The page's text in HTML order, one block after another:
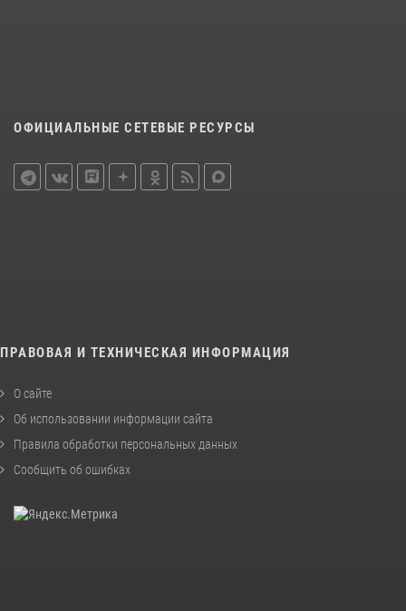
ОФИЦИАЛЬНЫЕ СЕТЕВЫЕ РЕСУРСЫ
ПРАВОВАЯ И ТЕХНИЧЕСКАЯ ИНФОРМАЦИЯ
О сайте
Об использовании информации сайта
Правила обработки персональных данных
Сообщить об ошибках